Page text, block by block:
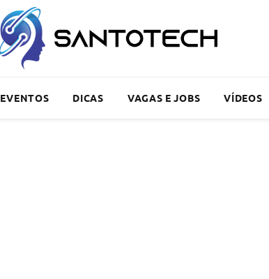
EVENTOS DICAS VAGAS E JOBS VÍDEOS